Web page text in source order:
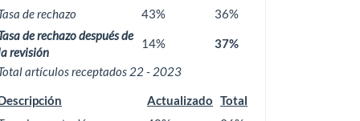
de rechazo
43%
36%
de rechazo después de
revisión
14%
37%
artículos receptados 22 - 2023
Actualizado Total